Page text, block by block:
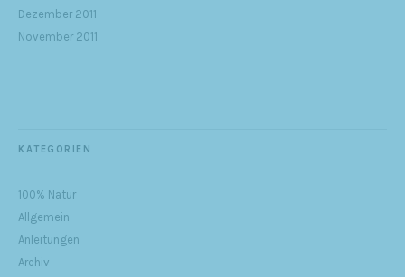
Dezember 2011
November 2011
KATEGORIEN
100% Natur
Allgemein
Anleitungen
Archiv